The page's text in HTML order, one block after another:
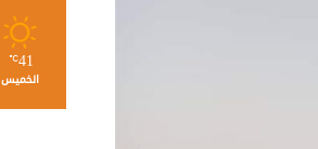
41
℃
الخميس